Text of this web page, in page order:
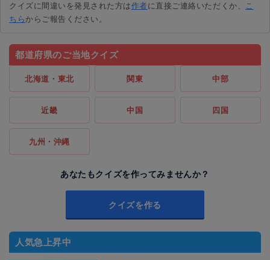
クイズに間違いを発見された方は作者に直接ご連絡いただくか、 こ
ちらからご報告ください。
都道府県のご当地クイズ
北海道・東北 関東 中部
近畿 中国 四国
九州・沖縄
あなたもクイズを作ってみませんか？
クイズを作る
人気急上昇中